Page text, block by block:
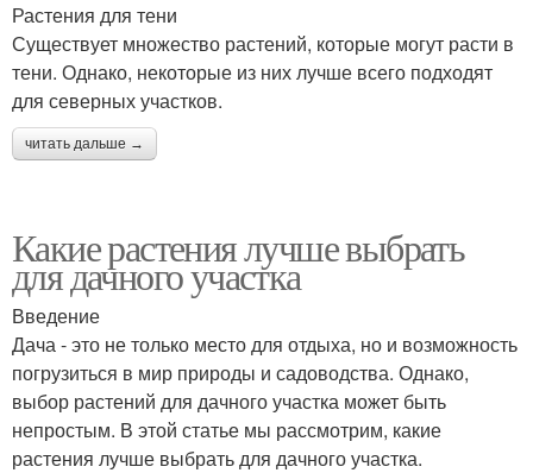
Растения для тени
Существует множество растений, которые могут расти в
тени. Однако, некоторые из них лучше всего подходят
для северных участков.
читать дальше →
Какие растения лучше выбрать
для дачного участка
Введение
Дача - это не только место для отдыха, но и возможность
погрузиться в мир природы и садоводства. Однако,
выбор растений для дачного участка может быть
непростым. В этой статье мы рассмотрим, какие
растения лучше выбрать для дачного участка.